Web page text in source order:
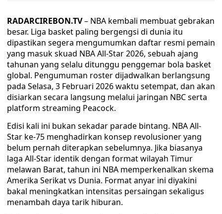
RADARCIREBON.TV– NBA kembali membuat gebrakan
besar. Liga basket paling bergengsi di dunia itu
dipastikan segera mengumumkan daftar resmi pemain
yang masuk skuad NBA All-Star 2026, sebuah ajang
tahunan yang selalu ditunggu penggemar bola basket
global. Pengumuman roster dijadwalkan berlangsung
pada Selasa, 3 Februari 2026 waktu setempat, dan akan
disiarkan secara langsung melalui jaringan NBC serta
platform streaming Peacock.
Edisi kali ini bukan sekadar parade bintang. NBA All-
Star ke-75 menghadirkan konsep revolusioner yang
belum pernah diterapkan sebelumnya. Jika biasanya
laga All-Star identik dengan format wilayah Timur
melawan Barat, tahun ini NBA memperkenalkan skema
Amerika Serikat vs Dunia. Format anyar ini diyakini
bakal meningkatkan intensitas persaingan sekaligus
menambah daya tarik hiburan.